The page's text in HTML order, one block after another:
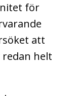
för
att
helt